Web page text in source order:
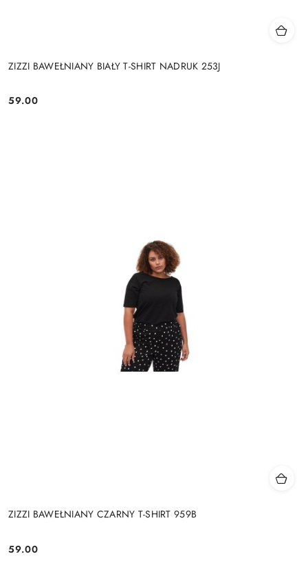
ZIZZI BAWEŁNIANY BIAŁY T-SHIRT NADRUK 253J
Cena:
59.00
ZIZZI BAWEŁNIANY CZARNY T-SHIRT 959B
Cena:
59.00